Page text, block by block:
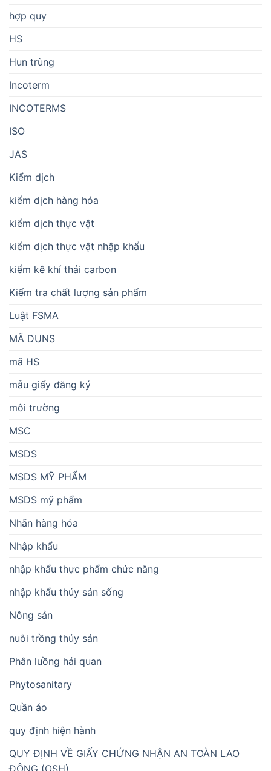
hợp quy
HS
Hun trùng
Incoterm
INCOTERMS
ISO
JAS
Kiểm dịch
kiểm dịch hàng hóa
kiểm dịch thực vật
kiểm dịch thực vật nhập khẩu
kiểm kê khí thải carbon
Kiểm tra chất lượng sản phẩm
Luật FSMA
MÃ DUNS
mã HS
mẫu giấy đăng ký
môi trường
MSC
MSDS
MSDS MỸ PHẨM
MSDS mỹ phẩm
Nhãn hàng hóa
Nhập khẩu
nhập khẩu thực phẩm chức năng
nhập khẩu thủy sản sống
Nông sản
nuôi trồng thủy sản
Phân luồng hải quan
Phytosanitary
Quần áo
quy định hiện hành
QUY ĐỊNH VỀ GIẤY CHỨNG NHẬN AN TOÀN LAO